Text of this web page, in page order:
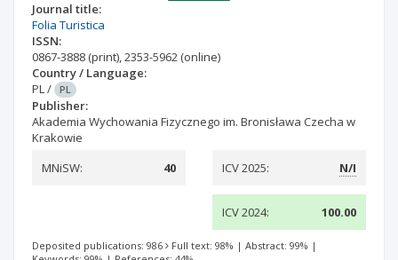
Journal title:
Folia Turistica
ISSN:
0867-3888 (print),2353-5962 (online)
Country / Language:
PL/ PL
Publisher:
Akademia Wychowania Fizycznego im. Bronisława Czecha w
Krakowie
MNiSW:
40 ICV 2025: N/I
ICV 2024: 100.00
Deposited publications: 986 Full text: 98% | Abstract: 99% |